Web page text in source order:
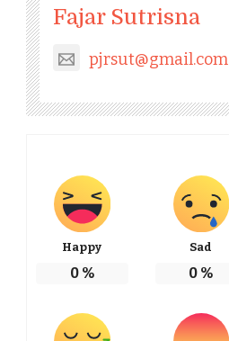
Fajar Sutrisna
pjrsut@gmail.com
Happy
0%
Sad
0 %